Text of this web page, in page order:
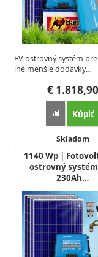
FV ostrovný systém
iné menšie dodávky…
€1.818,90
Porovnať
Kúpiť
Dostupnosť:
Skladom
1140 Wp |
ostrovný
230Ah…